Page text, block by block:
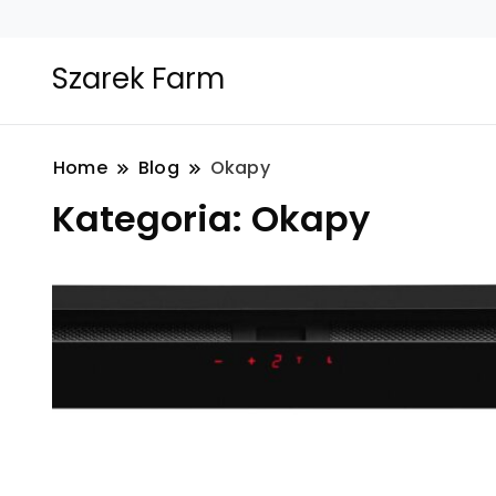
Szarek Farm
Home Blog Okapy
Kategoria: Okapy